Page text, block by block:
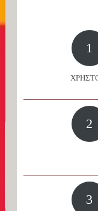
1
2
3